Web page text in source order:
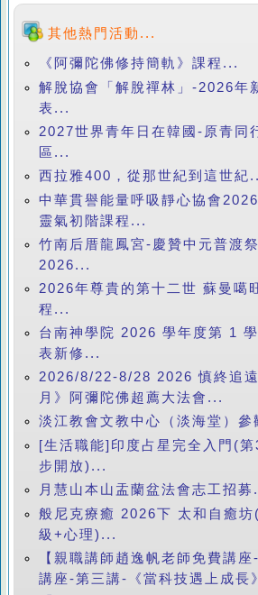
其他熱門活動...
《阿彌陀佛修持簡軌》課程...
解脫協會「解脫禪林」-2026年
表...
2027世界青年日在韓國-原青同
區...
西拉雅400，從那世紀到這世紀
中華貫譽能量呼吸靜心協會
靈氣初階課程...
竹南后厝龍鳳宮-慶贊中元普渡
2026...
2026年尊貴的第十二世 蘇曼噶
程...
台南神學院 2026 學年度第 1
表新修...
2026/8/22-8/28 2026 慎終追
月》阿彌陀佛超薦大法會...
淡江教會文教中心（淡海堂）參
[生活職能]印度占星完全入門(
步開放)...
月慧山本山盂蘭盆法會志工招募
般尼克療癒 2026下 太和自癒坊
級+心理)...
【親職講師趙逸帆老師免費講
講座-第三講-《當科技遇上成長